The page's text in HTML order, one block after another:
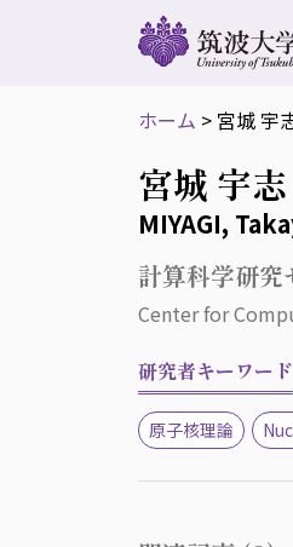
ホーム > 宮城 宇
宮城 宇志
MIYAGI,
計算科学研究
Center for
研究者キーワード
原子核理論